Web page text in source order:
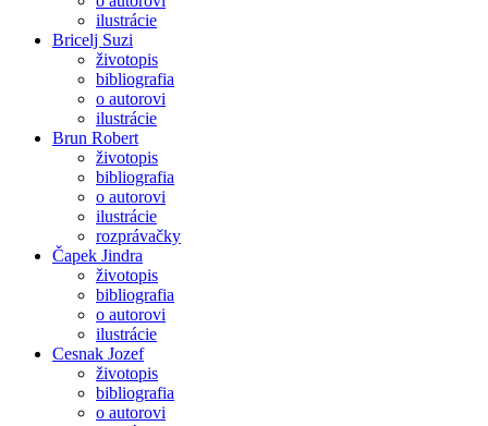
ilustrácie
Bricelj Suzi
životopis
bibliografia
o autorovi
ilustrácie
Brun Robert
životopis
bibliografia
o autorovi
ilustrácie
rozprávačky
Čapek Jindra
životopis
bibliografia
o autorovi
ilustrácie
Cesnak Jozef
životopis
bibliografia
o autorovi